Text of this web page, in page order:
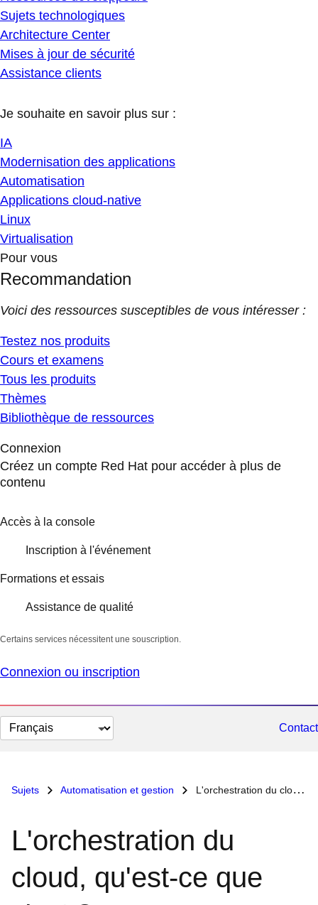
Sujets technologiques
Architecture Center
Mises à jour de sécurité
Assistance clients
Je souhaite en savoir plus sur :
IA
Modernisation des applications
Automatisation
Applications cloud-native
Linux
Virtualisation
Pour vous
Recommandation
Voici des ressources susceptibles de vous intéresser :
Testez nos produits
Cours et examens
Tous les produits
Thèmes
Bibliothèque de ressources
Connexion
Créez un compte Red Hat pour accéder à plus de
contenu
Accès à la console
Inscription à l'événement
Formations et essais
Assistance de qualité
Certains services nécessitent une souscription.
Connexion ou inscription
Changer
la
Contact
Sujets Automatisation et gestion L'orchestration du cloud, qu'est-ce que c'est ?
L'orchestration du
cloud, qu'est-ce que